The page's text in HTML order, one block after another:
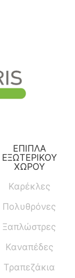
ΕΠΙΠΛΑ
ΕΞΩΤΕΡΙΚΟΥ
ΧΩΡΟΥ
Καρέκλες
Πολυθρόνες
Ξαπλώστρες
Καναπέδες
Τραπεζάκια